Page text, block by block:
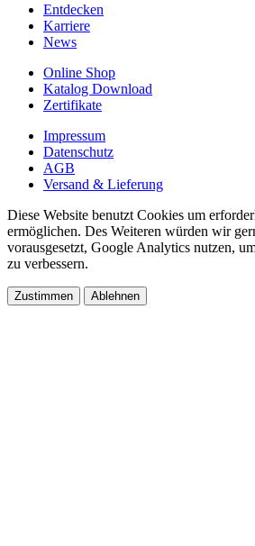
Entdecken
Karriere
News
Online Shop
Katalog Download
Zertifikate
Impressum
Datenschutz
AGB
Versand & Lieferung
Diese Website benutzt Cookies um
ermöglichen. Des Weiteren würden wir
vorausgesetzt, Google Analytics nutzen,
zu verbessern.
Zustimmen Ablehnen